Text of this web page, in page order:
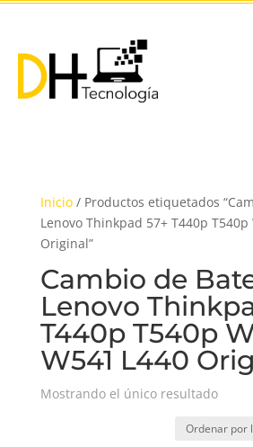
Inicio/ Productos etiquetados
Lenovo Thinkpad 57+ T440p T540p
Original”
Cambio de
Lenovo
T440p T540p
W541 L440
Mostrando el único resultado